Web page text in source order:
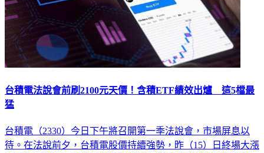
台積電法說會前刷2100元天價！含積ETF績效出爐 這5檔最
猛
台積電（2330）今日下午將召開第一季法說會，市場屏息以
待。在法說前夕，台積電股價持續強勢，昨（15）日終場大漲